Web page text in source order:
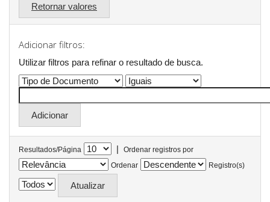
Retornar valores
Adicionar filtros:
Utilizar filtros para refinar o resultado de busca.
Resultados/Página |
Ordenar registros por
Ordenar
Registro(s)